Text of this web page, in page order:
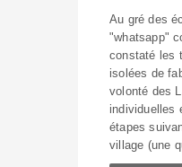
Au gré des
"whatsapp"
constaté les
isolées de
volonté des
individuelles
étapes
village (une